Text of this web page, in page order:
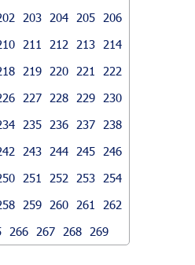
203 204 205
206
211 212 213
214
219 220 221
222
227 228 229
230
235 236 237
238
243 244 245
246
251 252 253
254
259 260 261
262
266 267 268 269